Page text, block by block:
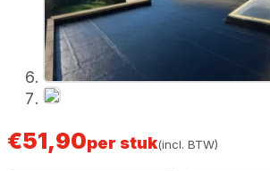
€51,90per stuk(incl. BTW)